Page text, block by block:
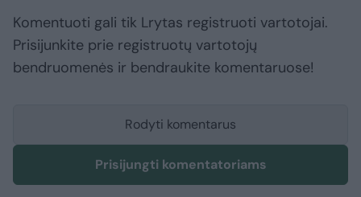
Komentuoti gali tik Lrytas registruoti vartotojai.
Prisijunkite prie registruotų vartotojų
bendruomenės ir bendraukite komentaruose!
Rodyti komentarus
Prisijungti komentatoriams